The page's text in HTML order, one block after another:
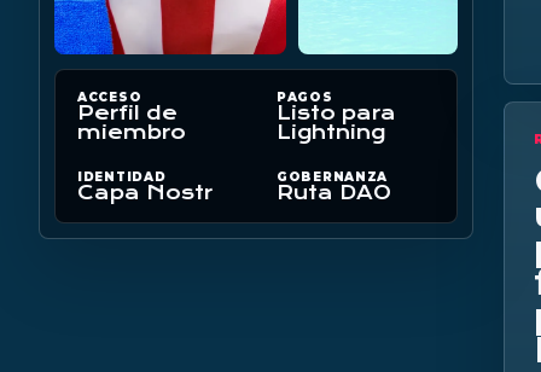
ACCESO
Perfil de
miembro
PAGOS
Listo para
Lightning
IDENTIDAD
Capa Nostr
GOBERNANZA
Ruta DAO